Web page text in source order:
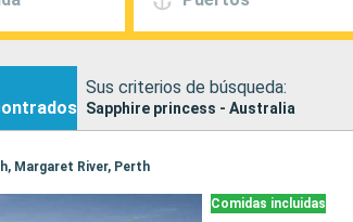
Sus criterios de búsqueda:
Sapphire princess - Australia
Margaret River, Perth
Comidas incluidas